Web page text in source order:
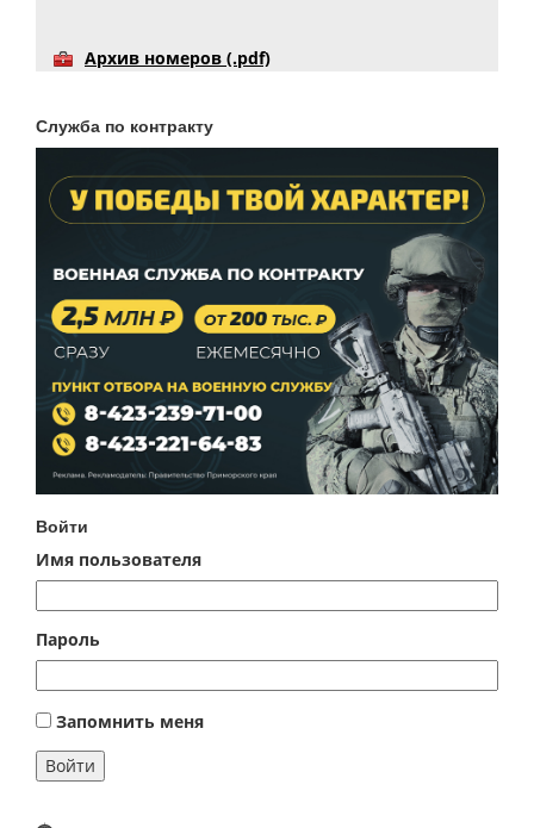
Архив номеров (.pdf)
Служба по контракту
Войти
Имя пользователя
Пароль
Запомнить меня
Войти